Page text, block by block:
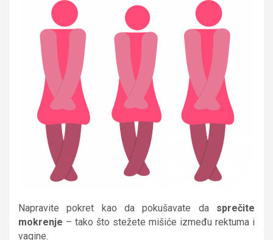
Napravite pokret kao da pokušavate da sprečite
mokrenje – tako što stežete mišiće između rektuma i
vagine.